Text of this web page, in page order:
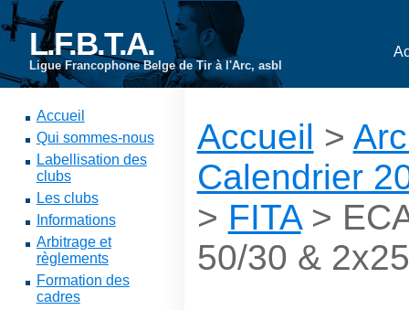
L.F.B.T.A.
Ligue Francophone Belge de Tir à l'Arc, asbl
Accueil
Qui sommes-nous
Labellisation des
clubs
Les clubs
Informations
Arbitrage et
règlements
Formation des
cadres
Accueil >
Calendrier
> FITA>
50/30 &